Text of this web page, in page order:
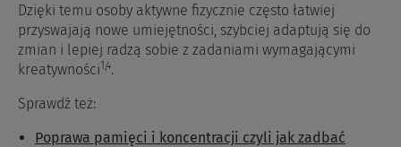
Dzięki temu osoby aktywne fizycznie często łatwiej
przyswajają nowe umiejętności, szybciej adaptują się do
zmian i lepiej radzą sobie z zadaniami wymagającymi
kreatywności1,4.
Sprawdź też:
Poprawa pamięci i koncentracji czyli jak zadbać